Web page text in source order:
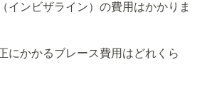
インビザライン）の費用はかかりま
にかかるブレース費用はどれくら